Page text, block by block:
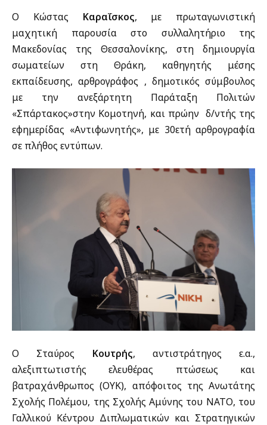
Ο Κώστας Καραΐσκος, με πρωταγωνιστική
μαχητική παρουσία στο συλλαλητήριο της
Μακεδονίας της Θεσσαλονίκης, στη δημιουργία
σωματείων στη Θράκη, καθηγητής μέσης
εκπαίδευσης, αρθρογράφος , δημοτικός σύμβουλος
με την ανεξάρτητη Παράταξη Πολιτών
«Σπάρτακος»στην Κομοτηνή, και πρώην δ/ντής της
εφημερίδας «Αντιφωνητής», με 30ετή αρθρογραφία
σε πλήθος εντύπων.
Ο Σταύρος Κουτρής, αντιστράτηγος ε.α.,
αλεξιπτωτιστής ελευθέρας πτώσεως και
βατραχάνθρωπος (ΟΥΚ), απόφοιτος της Ανωτάτης
Σχολής Πολέμου, της Σχολής Αμύνης του ΝΑΤΟ, του
Γαλλικού Κέντρου Διπλωματικών και Στρατηγικών